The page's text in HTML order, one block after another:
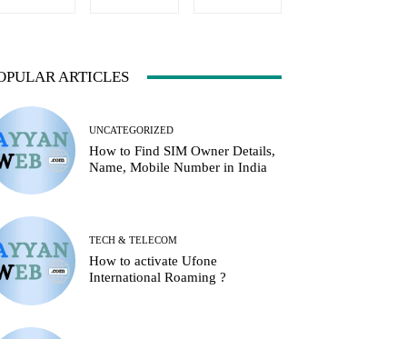
ARTICLES
UNCATEGORIZED
How to Find SIM Owner Details,
Name, Mobile Number in India
TECH & TELECOM
How to activate Ufone
International Roaming ?